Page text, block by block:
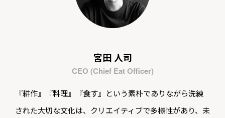
宮田 人司
CEO (Chief Eat Officer)
『耕作』『料理』『食す』という素朴でありながら洗練
された大切な文化は、クリエイティブで多様性があり、未